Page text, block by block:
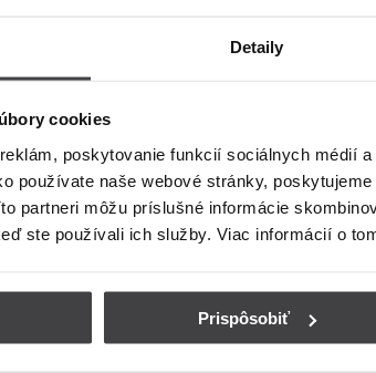
Detaily
cookies
poskytovanie funkcií sociálnych médií
používate naše webové stránky,
partneri môžu príslušné informácie
ste používali ich služby. Viac informácií o
Prispôsobiť
Agátová v meste Komárno.